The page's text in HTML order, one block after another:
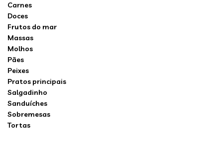
Carnes
Doces
Frutos do mar
Massas
Molhos
Pães
Peixes
Pratos principais
Salgadinho
Sanduíches
Sobremesas
Tortas